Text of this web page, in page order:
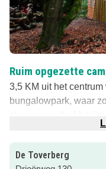
Ruim opgezette
3,5 KM uit het
bungalowpark, waar
heeft. Minimaal
ligt op een
fietsen op de Veluwe.
De Toverberg